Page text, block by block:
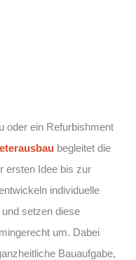
oder ein Refurbishment
begleitet die
ersten Idee bis zur
individuelle
setzen diese
um. Dabei
Bauaufgabe,